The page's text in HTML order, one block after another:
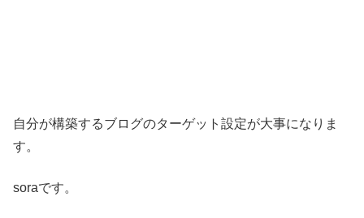
自分が構築するブログのターゲット設定が大事になりま
す。
soraです。